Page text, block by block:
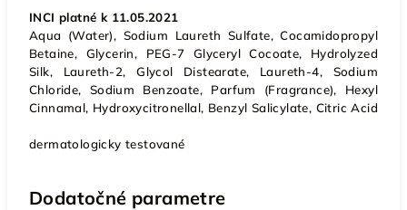
INCI platné k 11.05.2021
Aqua (Water), Sodium Laureth Sulfate, Cocamidopropyl
Betaine, Glycerin, PEG-7 Glyceryl Cocoate, Hydrolyzed
Silk, Laureth-2, Glycol Distearate, Laureth-4, Sodium
Chloride, Sodium Benzoate, Parfum (Fragrance), Hexyl
Cinnamal, Hydroxycitronellal, Benzyl Salicylate, Citric Acid
dermatologicky testované
Dodatočné parametre